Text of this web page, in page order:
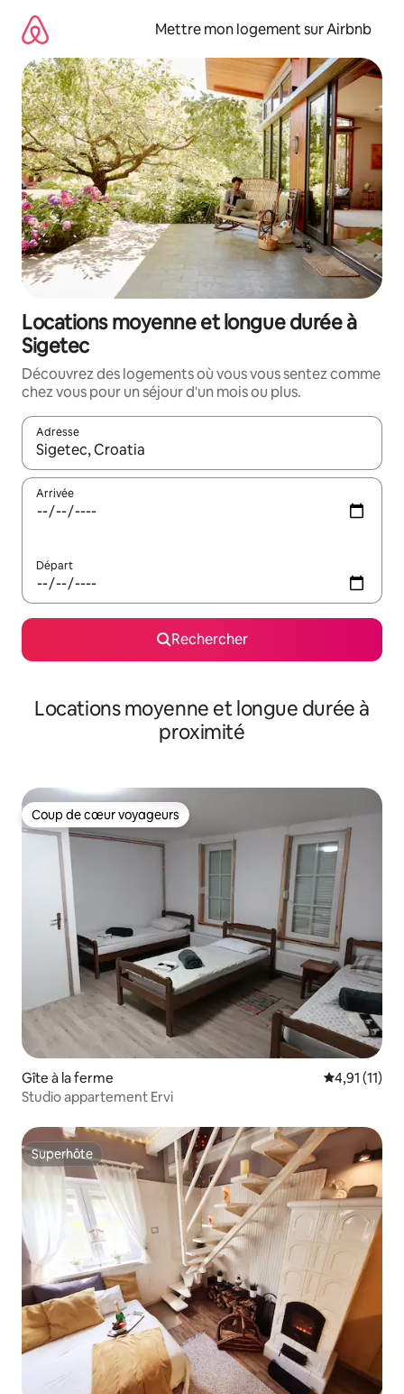
directement
contenu
Mettre mon logement sur Airbnb
Locations moyenne et longue durée à
Sigetec
Découvrez des logements où vous vous sentez comme
chez vous pour un séjour d'un mois ou plus.
Adresse
Lorsque les résultats s'affichent, utilisez les flèches vers le
Arrivée
Départ
Rechercher
Locations moyenne et longue durée à
proximité
Coup de cœur voyageurs
Coup de cœur voyageurs
Gîte à la ferme Évaluation
4,91 (11)
Studio appartement Ervi
Superhôte
Superhôte